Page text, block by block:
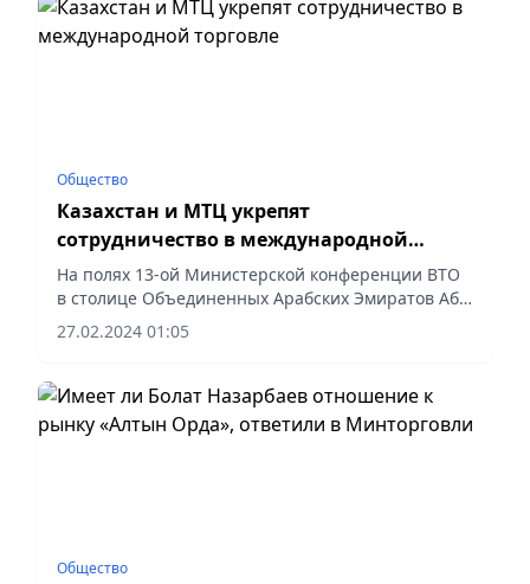
Общество
Казахстан и МТЦ укрепят
сотрудничество в международной
торговле
На полях 13-ой Министерской конференции ВТО
в столице Объединенных Арабских Эмиратов Абу-
Даби министр торговли и интеграции Казахстана
Арман Шаккалиев встретился с исполнительным
27.02.2024 01:05
Общество